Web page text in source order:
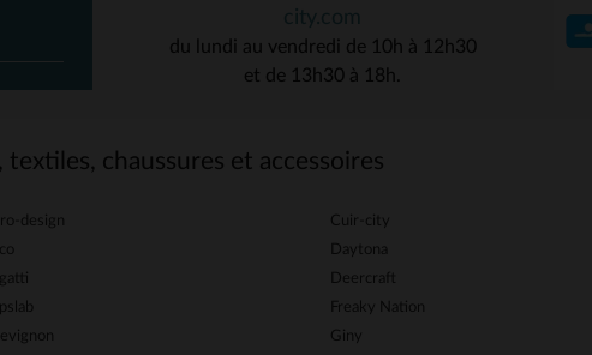
chaussures et accessoires
design
Cuir-city
Daytona
Deercraft
Freaky Nation
Giny
du lundi au vendredi de 10h à 12h30
et de 13h30 à 18h.